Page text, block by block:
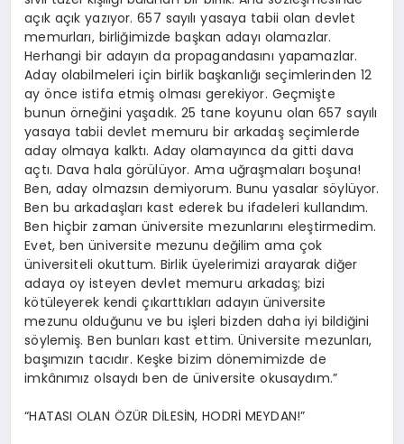
açık açık yazıyor. 657 sayılı yasaya tabii olan devlet
memurları, birliğimizde başkan adayı olamazlar.
Herhangi bir adayın da propagandasını yapamazlar.
Aday olabilmeleri için birlik başkanlığı seçimlerinden 12
ay önce istifa etmiş olması gerekiyor. Geçmişte
bunun örneğini yaşadık. 25 tane koyunu olan 657 sayılı
yasaya tabii devlet memuru bir arkadaş seçimlerde
aday olmaya kalktı. Aday olamayınca da gitti dava
açtı. Dava hala görülüyor. Ama uğraşmaları boşuna!
Ben, aday olmazsın demiyorum. Bunu yasalar söylüyor.
Ben bu arkadaşları kast ederek bu ifadeleri kullandım.
Ben hiçbir zaman üniversite mezunlarını eleştirmedim.
Evet, ben üniversite mezunu değilim ama çok
üniversiteli okuttum. Birlik üyelerimizi arayarak diğer
adaya oy isteyen devlet memuru arkadaş; bizi
kötüleyerek kendi çıkarttıkları adayın üniversite
mezunu olduğunu ve bu işleri bizden daha iyi bildiğini
söylemiş. Ben bunları kast ettim. Üniversite mezunları,
başımızın tacıdır. Keşke bizim dönemimizde de
imkânımız olsaydı ben de üniversite okusaydım.”
“HATASI OLAN ÖZÜR DİLESİN, HODRİ MEYDAN!”